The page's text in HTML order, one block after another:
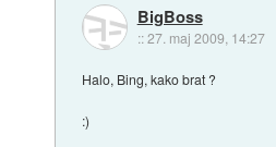
BigBoss
::27. maj 2009, 14:27
Halo, Bing, kako brat ?
:)